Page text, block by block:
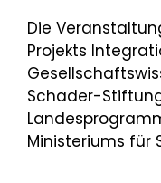
Die
Projekts
Schader-
Ministeriums für